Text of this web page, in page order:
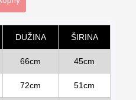
DUŽINA ŠIRINA
66cm 45cm
72cm 51cm